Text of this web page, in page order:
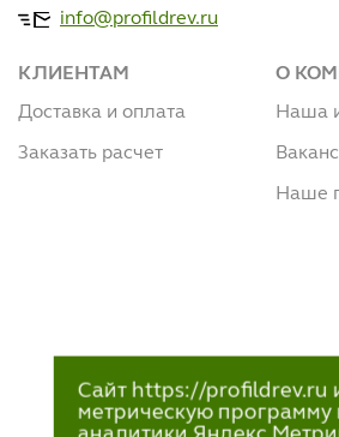
info@profildrev.ru
КЛИЕНТАМ
Доставка и оплата
Заказать расчет
О
Наша
Наше
Сайт https://profildrev.ru
метрическую программу